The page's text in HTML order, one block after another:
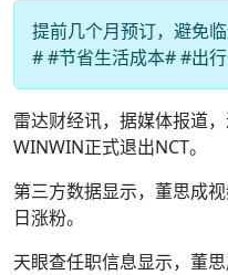
提前几个月预订，避免
# #节省生活成本# #出
雷达财经讯，据媒体报道
WINWIN正式退出NCT。
第三方数据显示，董思成
日涨粉。
天眼查任职信息显示，董